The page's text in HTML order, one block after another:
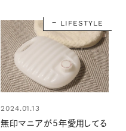
LIFESTYLE
2024.01.13
無印マニアが5年愛用してる